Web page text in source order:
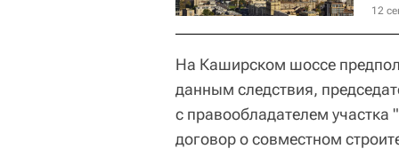
12
На Каширском шоссе
данным следствия,
с правообладателем
договор о совместном